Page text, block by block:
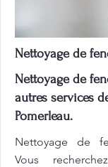
Nettoyage de
Nettoyage de
autres services
Pomerleau.
Nettoyage de
Vous